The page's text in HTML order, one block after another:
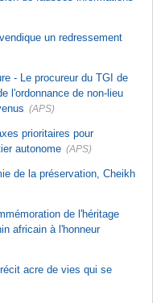
un redressement
- Le procureur du TGI de
l'ordonnance de non-lieu
(APS)
prioritaires pour
autonome (APS)
de la préservation, Cheikh
de l'héritage
africain à l'honneur
acre de vies qui se